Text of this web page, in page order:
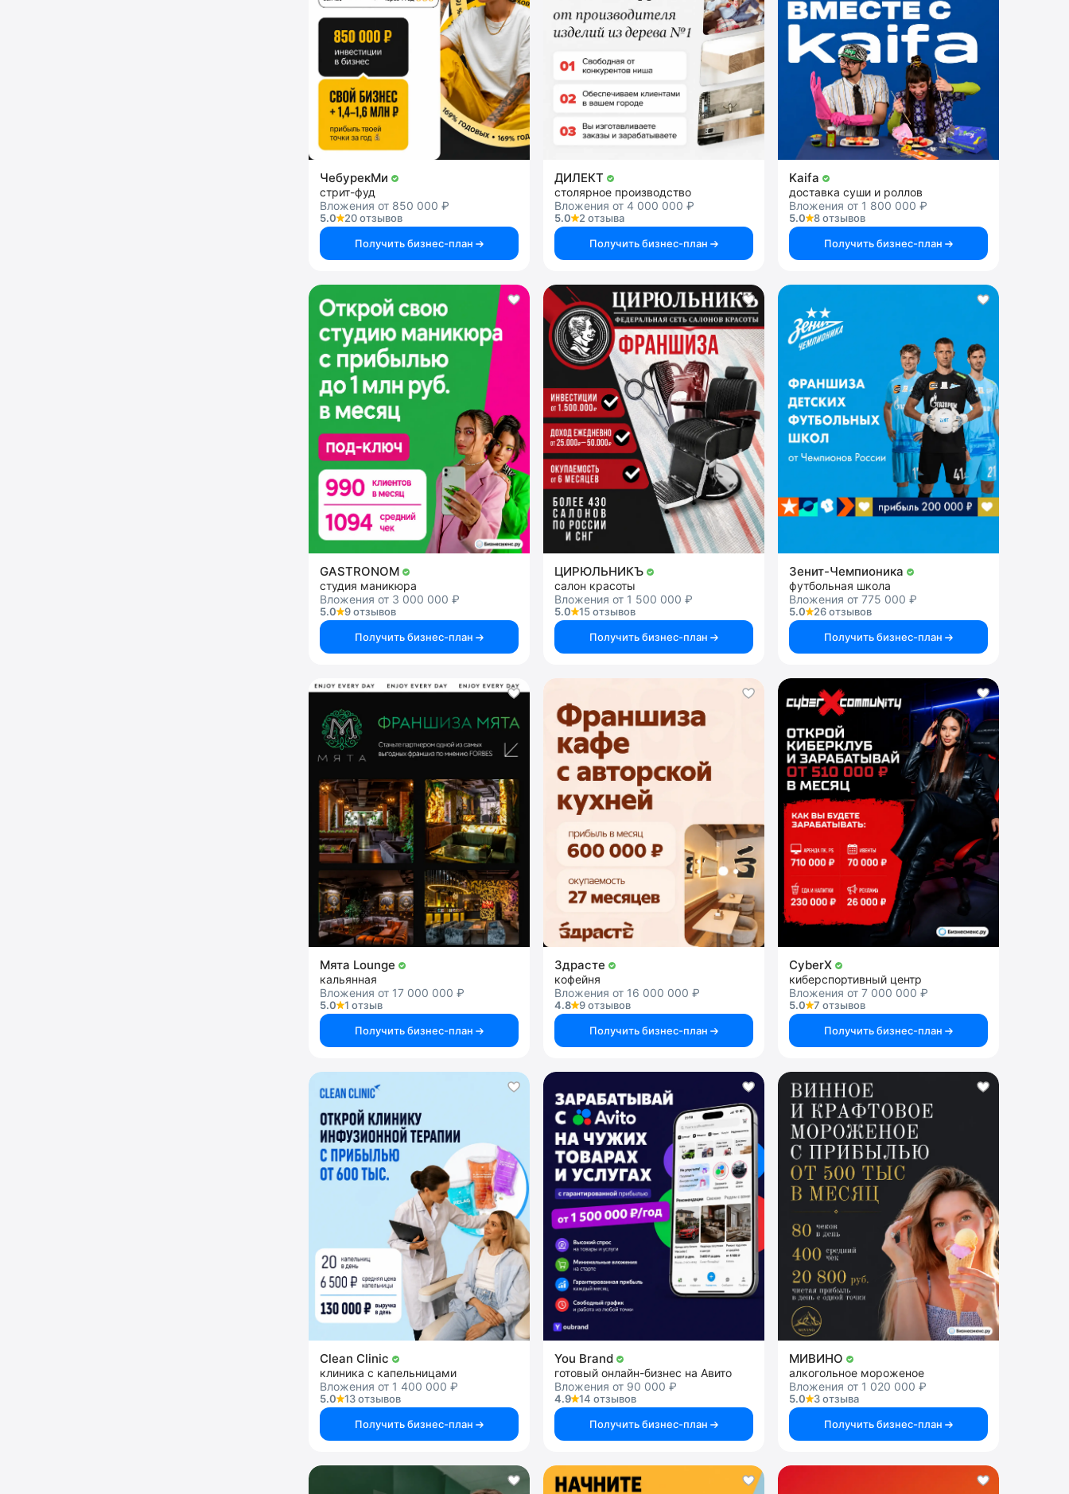
ЧебурекМи
стрит-фуд
Вложения от 850 000 ₽
5.0
20 отзывов
Получить бизнес-план
ДИЛЕКТ
столярное производство
Вложения от 4 000 000 ₽
5.0
2 отзыва
Получить бизнес-план
Kaifa
доставка суши и роллов
Вложения от 1 800 000 ₽
5.0
8 отзывов
Получить бизнес-план
GASTRONOM
студия маникюра
Вложения от 3 000 000 ₽
5.0
9 отзывов
Получить бизнес-план
ЦИРЮЛЬНИКЪ
салон красоты
Вложения от 1 500 000 ₽
5.0
15 отзывов
Получить бизнес-план
Зенит-Чемпионика
футбольная школа
Вложения от 775 000 ₽
5.0
26 отзывов
Получить бизнес-план
Мята Lounge
кальянная
Вложения от 17 000 000 ₽
5.0
1 отзыв
Получить бизнес-план
Здрасте
кофейня
Вложения от 16 000 000 ₽
4.8
9 отзывов
Получить бизнес-план
CyberX
киберспортивный центр
Вложения от 7 000 000 ₽
5.0
7 отзывов
Получить бизнес-план
Clean Clinic
клиника с капельницами
Вложения от 1 400 000 ₽
5.0
13 отзывов
Получить бизнес-план
You Brand
готовый онлайн-бизнес на Авито
Вложения от 90 000 ₽
4.9
14 отзывов
Получить бизнес-план
МИВИНО
алкогольное мороженое
Вложения от 1 020 000 ₽
5.0
3 отзыва
Получить бизнес-план